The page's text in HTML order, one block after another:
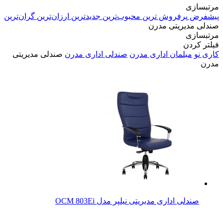
مرتبسازی
پیشفرض پرفروش ترین محبوب‌ترین جدیدترین ارزان‌ترین گران‌ترین
صندلی مدیریتی مدرن
مرتبسازی
فیلتر کردن
کاری نو مبلمان اداری مدرن صندلی اداری مدرن صندلی مدیریتی
مدرن
صندلی اداری مدیریتی نیلپر مدل OCM 803Ei